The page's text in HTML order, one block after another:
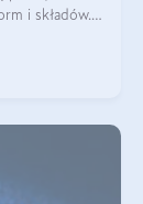
i składów.